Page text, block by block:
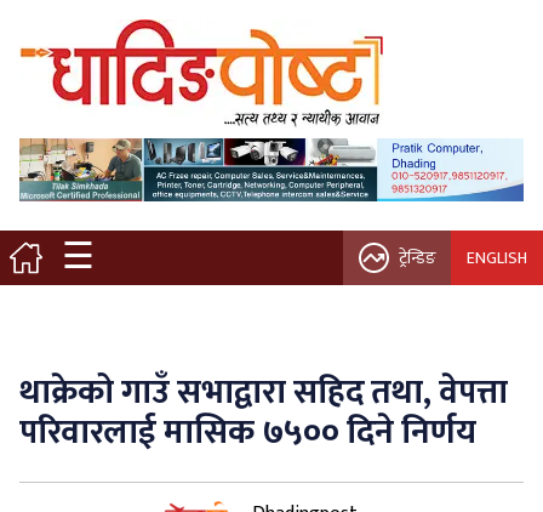
☰
मुख्य पृष्ठ
स्थानीय समाचार
विचार / ब्लग
नगर/गाउँ पालिका
कृषि/सहकारी
साहित्य / संस्कृति
ट्रेन्डिङ ENGLISH
थाक्रेको गाउँ सभाद्वारा सहिद तथा, वेपत्ता
परिवारलाई मासिक ७५०० दिने निर्णय